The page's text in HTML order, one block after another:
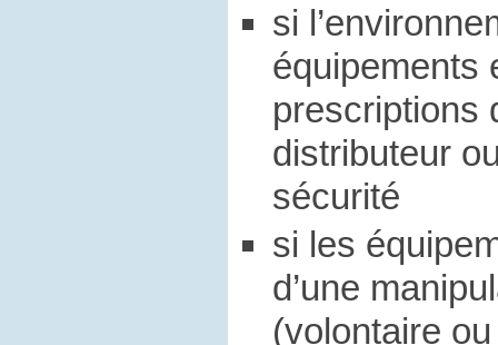
si
équipements
prescriptions
distributeur
sécurité
si les
d’une
(volontaire